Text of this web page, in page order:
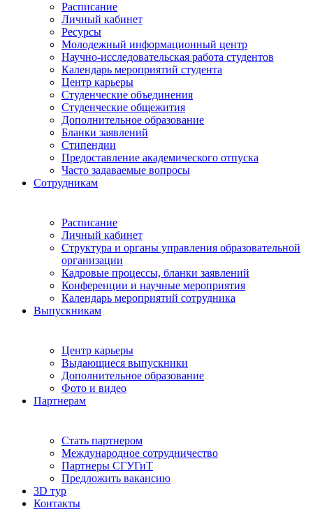
Расписание
Личный кабинет
Ресурсы
Молодежный информационный центр
Научно-исследовательская работа студентов
Календарь мероприятий студента
Центр карьеры
Студенческие объединения
Студенческие общежития
Дополнительное образование
Бланки заявлений
Стипендии
Предоставление академического отпуска
Часто задаваемые вопросы
Сотрудникам
Расписание
Личный кабинет
Структура и органы управления образовательной
организации
Кадровые процессы, бланки заявлений
Конференции и научные мероприятия
Календарь мероприятий сотрудника
Выпускникам
Центр карьеры
Выдающиеся выпускники
Дополнительное образование
Фото и видео
Партнерам
Стать партнером
Международное сотрудничество
Партнеры СГУГиТ
Предложить вакансию
3D тур
Контакты